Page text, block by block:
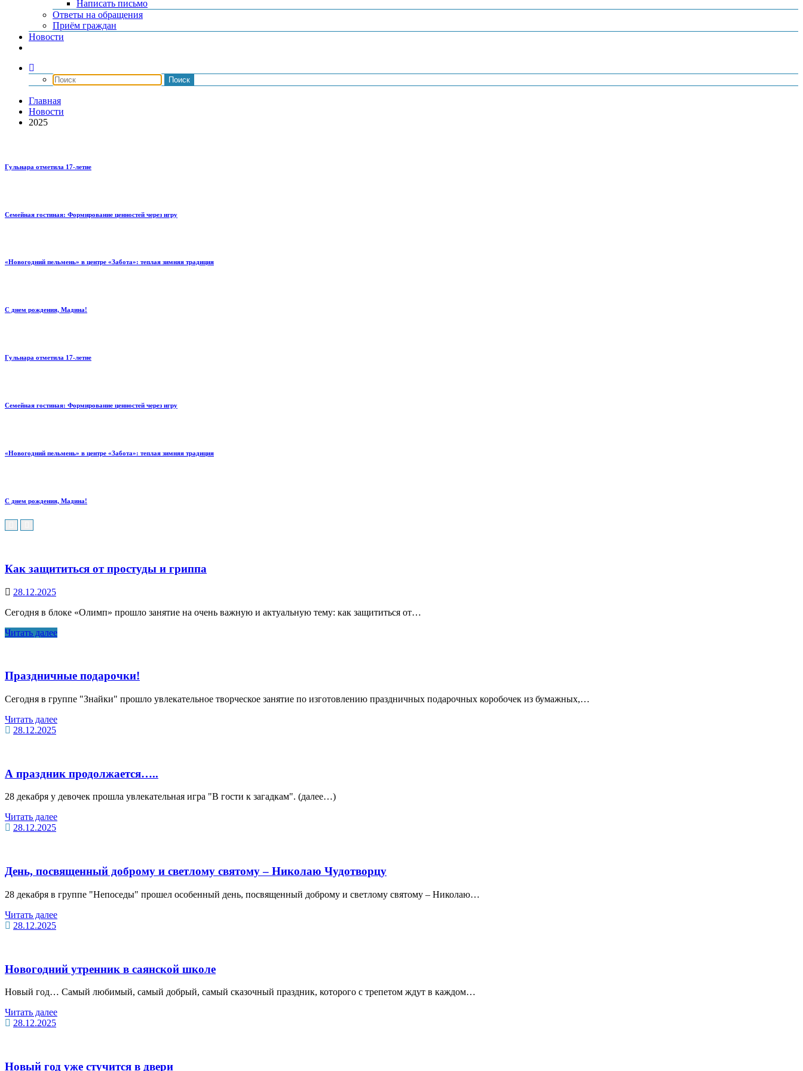
Написать письмо
Ответы на обращения
Приём граждан
Новости
Главная
Новости
2025
Гульнара отметила 17‑летие
Семейная гостиная: Формирование ценностей через игру
«Новогодний пельмень» в центре «Забота»: теплая зимняя традиция
С днем рождения, Мадина!
Гульнара отметила 17‑летие
Семейная гостиная: Формирование ценностей через игру
«Новогодний пельмень» в центре «Забота»: теплая зимняя традиция
С днем рождения, Мадина!
Как защититься от простуды и гриппа
28.12.2025
Сегодня в блоке «Олимп» прошло занятие на очень важную и актуальную тему: как защититься от…
Читать далее
Праздничные подарочки!
Сегодня в группе "Знайки" прошло увлекательное творческое занятие по изготовлению праздничных подарочных коробочек из бумажных,…
Читать далее
28.12.2025
А праздник продолжается…..
28 декабря у девочек прошла увлекательная игра "В гости к загадкам". (далее…)
Читать далее
28.12.2025
День, посвященный доброму и светлому святому – Николаю Чудотворцу
28 декабря в группе "Непоседы" прошел особенный день, посвященный доброму и светлому святому – Николаю…
Читать далее
28.12.2025
Новогодний утренник в саянской школе
Новый год… Самый любимый, самый добрый, самый сказочный праздник, которого с трепетом ждут в каждом…
Читать далее
28.12.2025
Новый год уже стучится в двери